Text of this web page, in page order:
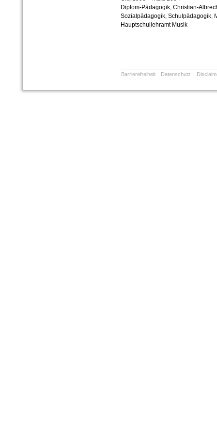
Diplom-Pädagogik, Christian-
Sozialpädagogik, Schulpädagogik,
Hauptschullehramt Musik
Barrierefreiheit Datenschutz